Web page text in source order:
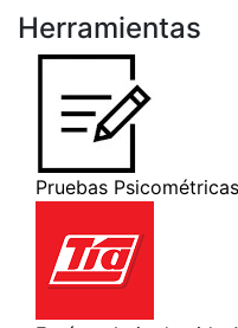
Herramientas